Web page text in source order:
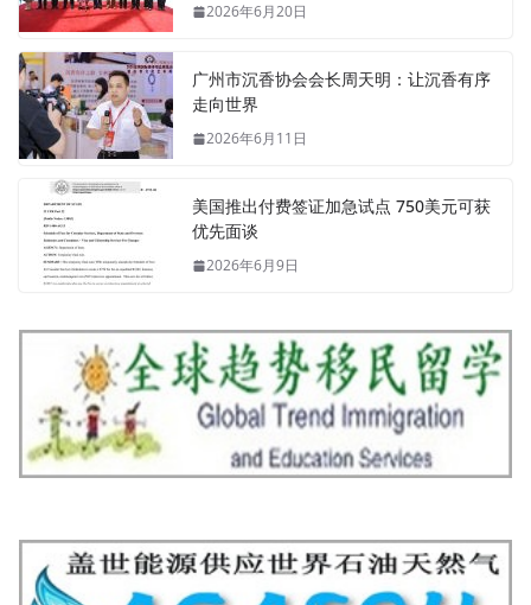
2026年6月20日
广州市沉香协会会长周天明：让沉香有序
走向世界
2026年6月11日
美国推出付费签证加急试点 750美元可获
优先面谈
2026年6月9日